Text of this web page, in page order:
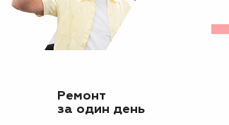
Ремонт
за один день